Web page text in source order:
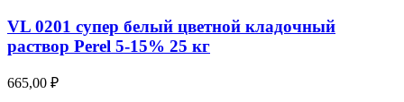
VL 0201 супер белый цветной кладочный
раствор Perel 5-15% 25 кг
665,00 ₽